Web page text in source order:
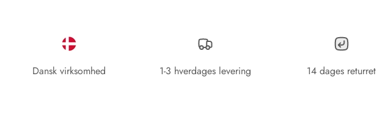
Dansk virksomhed 1-3 hverdages levering 14 dages returret